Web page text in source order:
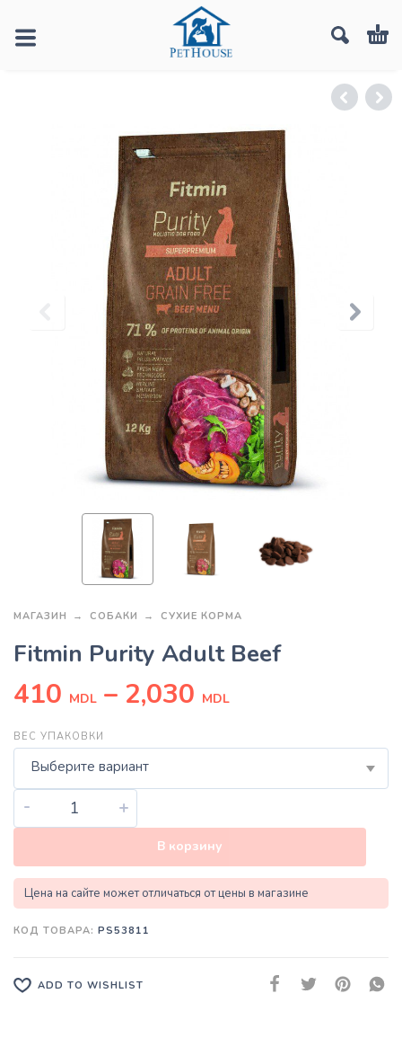
МАГАЗИН СОБАКИ СУХИЕ КОРМА
Fitmin Purity Adult Beef
410 MDL – 2,030 MDL
ВЕС УПАКОВКИ
Выберите вариант
- +
В корзину
Цена на сайте может отличаться от цены в магазине
КОД ТОВАРА: PS53811
ADD TO WISHLIST